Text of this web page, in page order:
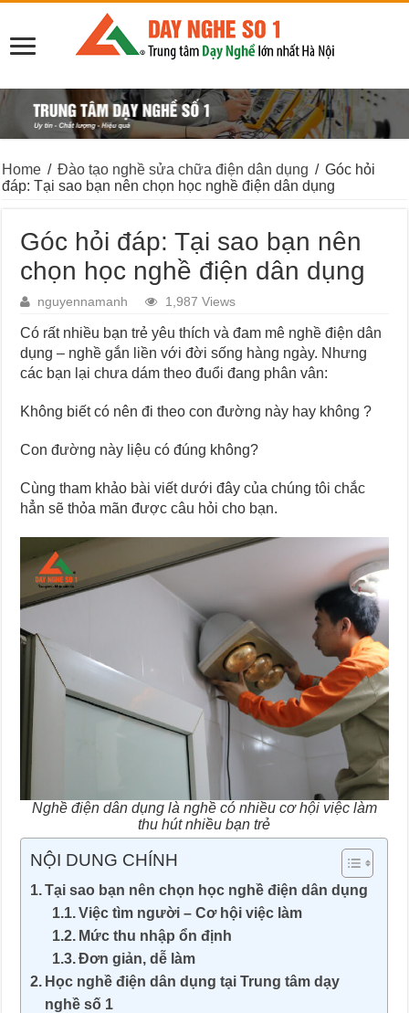
Home / Đào tạo nghề sửa chữa điện dân dụng / Góc hỏi
đáp: Tại sao bạn nên chọn học nghề điện dân dụng
Góc hỏi đáp: Tại sao bạn nên
chọn học nghề điện dân dụng
nguyennamanh 1,987 Views
Có rất nhiều bạn trẻ yêu thích và đam mê nghề điện dân
dụng – nghề gắn liền với đời sống hàng ngày. Nhưng
các bạn lại chưa dám theo đuổi đang phân vân:
Không biết có nên đi theo con đường này hay không ?
Con đường này liệu có đúng không?
Cùng tham khảo bài viết dưới đây của chúng tôi chắc
hẳn sẽ thỏa mãn được câu hỏi cho bạn.
Nghề điện dân dụng là nghề có nhiều cơ hội việc làm
thu hút nhiều bạn trẻ
NỘI DUNG CHÍNH
Tại sao bạn nên chọn học nghề điện dân dụng
Việc tìm người – Cơ hội việc làm
Mức thu nhập ổn định
Đơn giản, dễ làm
Học nghề điện dân dụng tại Trung tâm dạy
nghề số 1